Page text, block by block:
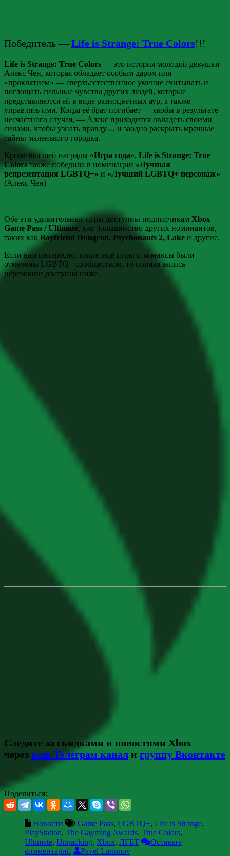
Победитель — Life is Strange: True Colors!!!
Life is Strange: True Colors — это история молодой девушки
Алекс Чен, которая обладает особым даром или
«проклятием» — сверхъестественное умение считывать и
поглощать сильные чувства других людей, которые
представляются ей в виде разноцветных аур, а также
управлять ими. Когда её брат погибает — якобы в результате
несчастного случая, — Алекс приходится овладеть своими
силами, чтобы узнать правду… и заодно раскрыть мрачные
тайны маленького городка.
Кроме высшей награды «Игра года», Life is Strange: True
Colorsтакже победила в номинации «Лучшая
репрезентация LGBTQ+» и «Лучший LGBTQ+ персонаж»
(Алекс Чен)
Обе эти удивительные игры доступны подписчикам Xbox
Game Pass / Ultimate, как большинство других номинантов,
таких как Boyfriend Dungeon, Psychonauts 2, Lake и другие.
Если вам интересно, какие ещё игры и комиксы были
отмечены LGBTQ+ сообществом, то полная запись
церемонии доступна ниже.
Следите за скидками и новостями Xbox
через наш Телеграм канал и группу Вконтакте
Поделиться:
Новости Game Pass, LGBTQ+, Life is Strange,
PlayStation, The Gayming Awards, True Colors,
Ultimate, Unpacking, Xbox, ЛГБТ
Оставьте
комментарий
Pavel Larionov